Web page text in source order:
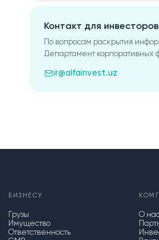
Контакт для инвесторов
По вопросам раскрытия
Департамент корпоративных
ir@alfainvest.uz
БИЗНЕСУ
Грузы
Имущество
Ответственность
О